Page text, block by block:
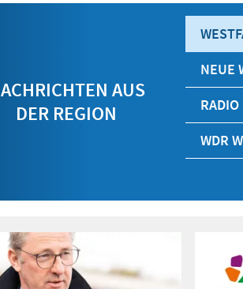
AUS
DER REGION
NEUE
WDR